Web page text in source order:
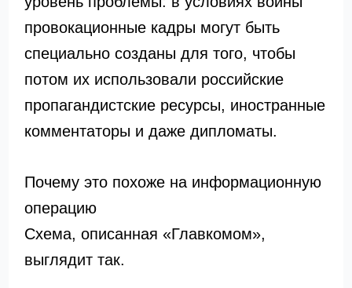
провокационные кадры могут быть
специально созданы для того, чтобы
потом их использовали российские
пропагандистские ресурсы, иностранные
комментаторы и даже дипломаты.
Почему это похоже на информационную
операцию
Схема, описанная «Главкомом»,
выглядит так.